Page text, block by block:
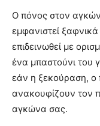
Ο πόνος στον
εμφανιστεί
επιδεινωθεί με
ένα μπαστούνι του
εάν η ξεκούραση, ο
ανακουφίζουν τον
αγκώνα σας.